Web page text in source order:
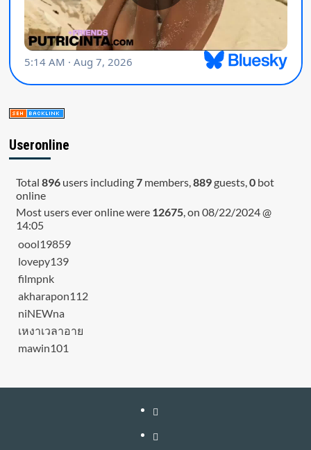
Useronline
Total 896users including7members,889guests,0bot
online
Most users ever online were 12675, on 08/22/2024 @
14:05
oool19859
lovepy139
filmpnk
akharapon112
niNEWna
เหงาเวลาอาย
mawin101
หน้า
แรก
สมัคร